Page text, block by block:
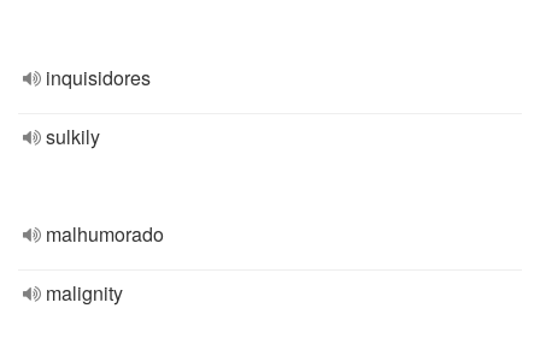
inquisidores
sulkily
malhumorado
malignity